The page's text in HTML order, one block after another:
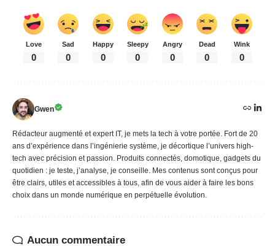
Love
0
Sad
0
Happy
0
Sleepy
0
Angry
0
Dead
0
Wink
0
Gwen
Rédacteur augmenté et expert IT, je mets la tech à votre portée. Fort de 20
ans d’expérience dans l’ingénierie système, je décortique l’univers high-
tech avec précision et passion. Produits connectés, domotique, gadgets du
quotidien : je teste, j’analyse, je conseille. Mes contenus sont conçus pour
être clairs, utiles et accessibles à tous, afin de vous aider à faire les bons
choix dans un monde numérique en perpétuelle évolution.
Aucun commentaire